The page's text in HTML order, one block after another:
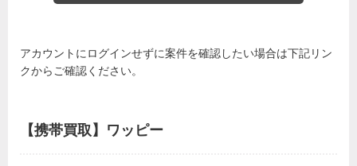
アカウントにログインせずに案件を確認したい場合は下記リン
クからご確認ください。
【携帯買取】ワッピー